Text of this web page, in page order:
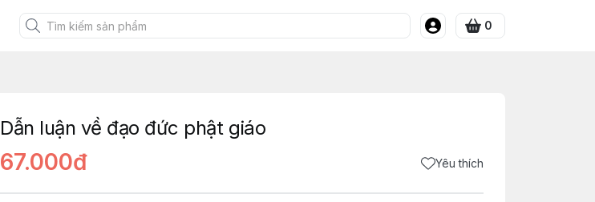
0
Dẫn luận về đạo đức phật giáo
67.000đ Yêu thích